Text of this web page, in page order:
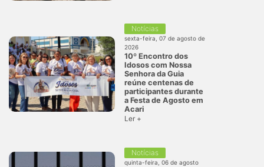
Notícias
sexta-feira, 07 de agosto de
2026
10º Encontro dos
Idosos com Nossa
Senhora da Guia
reúne centenas de
participantes durante
a Festa de Agosto em
Acari
Ler +
Notícias
quinta-feira, 06 de agosto